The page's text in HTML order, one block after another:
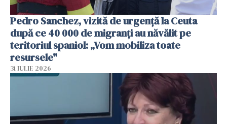
Pedro Sanchez, vizită de urgență la Ceuta
după ce 40 000 de migranți au năvălit pe
teritoriul spaniol: „Vom mobiliza toate
resursele"
31 IULIE 2026